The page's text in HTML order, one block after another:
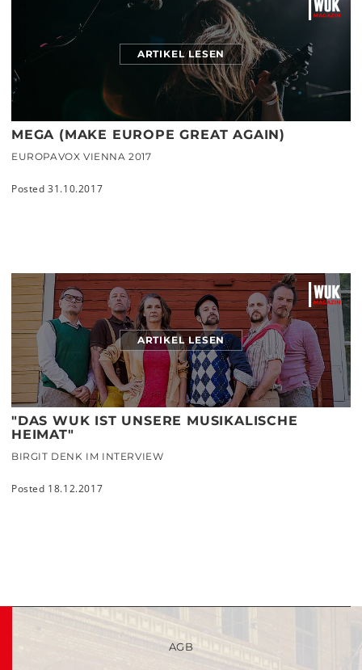
ARTIKEL LESEN
MEGA (MAKE EUROPE GREAT AGAIN)
EUROPAVOX VIENNA 2017
Posted 31.10.2017
ARTIKEL LESEN
"DAS WUK IST UNSERE MUSIKALISCHE
HEIMAT"
BIRGIT DENK IM INTERVIEW
Posted 18.12.2017
AGB